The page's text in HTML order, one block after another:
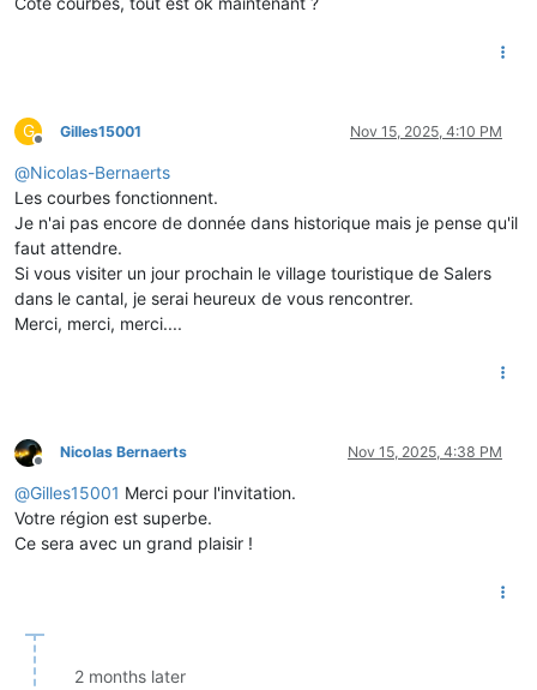
G
Offline
Gilles15001 Nov 15, 2025, 4:10 PM
@Nicolas-Bernaerts
Les courbes fonctionnent.
Je n'ai pas encore de donnée dans historique mais je pense qu'il
faut attendre.
Si vous visiter un jour prochain le village touristique de Salers
dans le cantal, je serai heureux de vous rencontrer.
Merci, merci, merci....
Offline
Nicolas Bernaerts Nov 15, 2025, 4:38 PM
@Gilles15001 Merci pour l'invitation.
Votre région est superbe.
Ce sera avec un grand plaisir !
2 months later